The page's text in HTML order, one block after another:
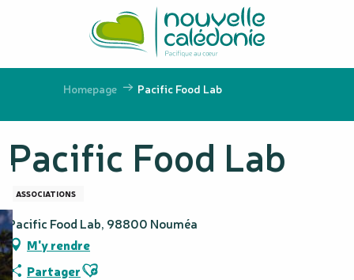
principal
Homepage Pacific Food Lab
Pacific Food Lab
ASSOCIATIONS
Pacific Food Lab, 98800 Nouméa
M'y rendre
PartagerAjouter aux favoris